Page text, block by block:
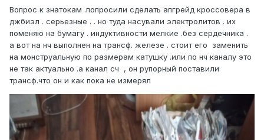
Вопрос к знатокам .попросили сделать апгрейд кроссовера в
джбиэл . серьезные . . но туда насували электролитов . их
поменяю на бумагу . индуктивности мелкие .без сердечника .
а вот на нч выполнен на трансф. железе . стоит его заменить
на монструальную по размерам катушку .или по нч каналу это
не так актуально .а канал сч , он рупорный поставили
трансф.что он и как пока не измерял